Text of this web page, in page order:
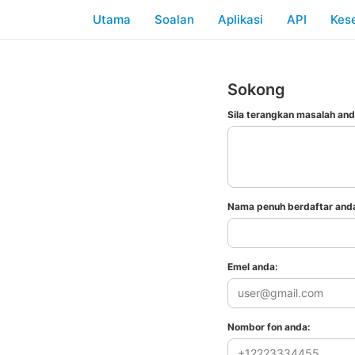
Utama Soalan Aplikasi API
Sokong
Sila terangkan masalah
Nama penuh berdaftar
Emel anda:
Nombor fon anda: